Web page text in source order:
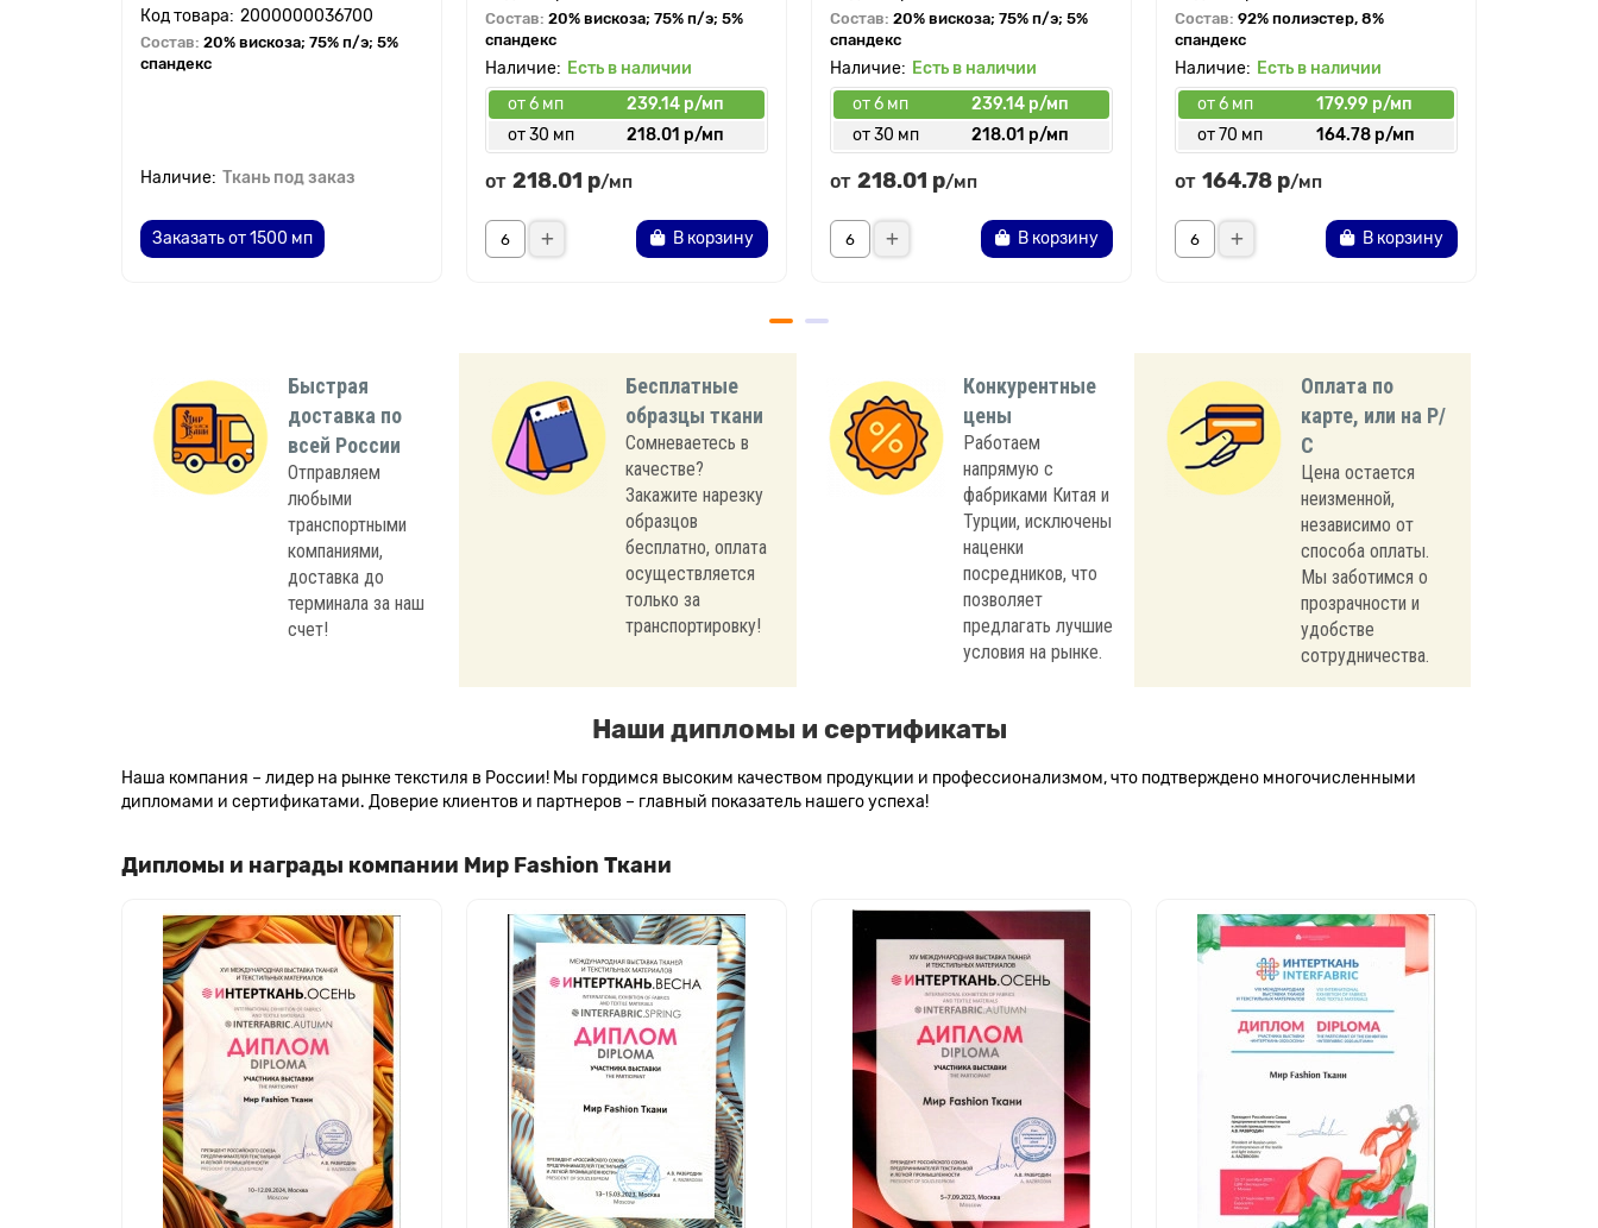
2000000036700
Состав: 20% вискоза; 75% п/э; 5%
спандекс
Ткань под заказ
Заказать от 1500 мп
Состав: 20% вискоза; 75% п/э; 5%
спандекс
Есть в наличии
от 6 мп
239.14 р/мп
от 30 мп
218.01 р/мп
от 218.01 р/мп
В корзину
Состав: 20% вискоза; 75% п/э; 5%
спандекс
Есть в наличии
от 6 мп
239.14 р/мп
от 30 мп
218.01 р/мп
от 218.01 р/мп
В корзину
Состав: 92% полиэстер, 8%
спандекс
Есть в наличии
от 6 мп
179.99 р/мп
от 70 мп
164.78 р/мп
от 164.78 р/мп
В корзину
Быстрая
доставка по
всей России
Отправляем
любыми
транспортными
компаниями,
доставка до
терминала за наш
счет!
Бесплатные
образцы ткани
Сомневаетесь в
качестве?
Закажите нарезку
образцов
бесплатно, оплата
осуществляется
только за
транспортировку!
Конкурентные
цены
Работаем
напрямую с
фабриками Китая и
Турции, исключены
наценки
посредников, что
позволяет
предлагать лучшие
условия на рынке.
Оплата по
карте, или на Р/
С
Цена остается
неизменной,
независимо от
способа оплаты.
Мы заботимся о
прозрачности и
удобстве
сотрудничества.
Наши дипломы и сертификаты
Наша компания – лидер на рынке текстиля в России! Мы гордимся высоким качеством продукции и профессионализмом, что подтверждено многочисленными
дипломами и сертификатами. Доверие клиентов и партнеров – главный показатель нашего успеха!
Дипломы и награды компании Мир Fashion Ткани